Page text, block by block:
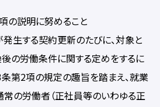
の説明に努めること
生する契約更新のたびに、対象と
の労働条件に関する定めをするに
第2項の規定の趣旨を踏まえ、就業
常の労働者（正社員等のいわゆる正